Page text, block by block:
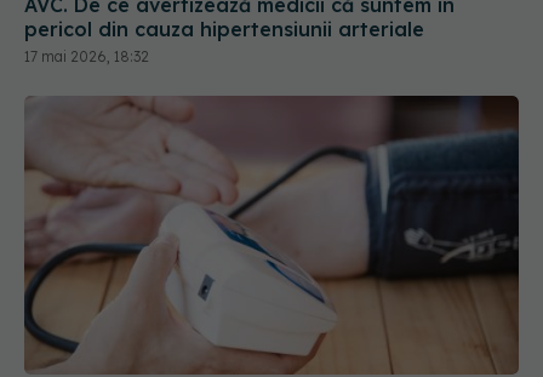
Cum se măsoară corect tensiunea arterială
12 iul 2026, 22:23